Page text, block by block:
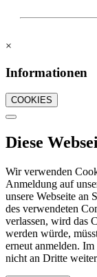
×
Informationen
COOKIES
Diese
Wir verwenden
Anmeldung auf
unsere Webseite an
des verwendeten
verlassen, wird das
werden würde,
erneut anmelden.
nicht an Dritte